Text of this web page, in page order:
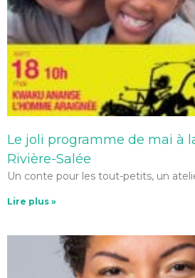
Le joli programme de mai à
Rivière-Salée
Un conte pour les tout-petits, un
Lire plus »